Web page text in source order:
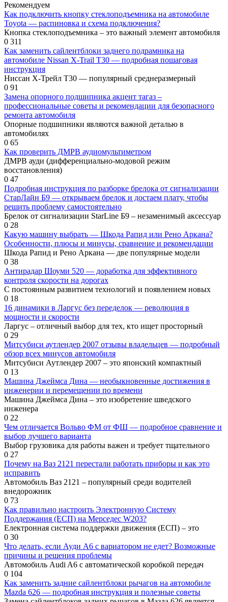
Рекомендуем
Как подключить кнопку стеклоподъемника на автомобиле
Toyota — распиновка и схема подключения?
Кнопка стеклоподъемника – это важный элемент автомобиля
0 311
Как заменить сайлентблоки заднего подрамника на
автомобиле Nissan X-Trail T30 — подробная пошаговая
инструкция
Ниссан Х-Трейл Т30 — популярный среднеразмерный
0 91
Замена опорного подшипника акцент тагаз –
профессиональные советы и рекомендации для безопасного
ремонта автомобиля
Опорные подшипники являются важной деталью в
автомобилях
0 65
Как проверить ДМРВ аудиомультиметром
ДМРВ ауди (дифференциально-модовой режим
восстановления)
0 47
Подробная инструкция по разборке брелока от сигнализации
СтарЛайн Б9 — открываем брелок и достаем плату, чтобы
решить проблему самостоятельно
Брелок от сигнализации StarLine Б9 – незаменимый аксессуар
0 28
Какую машину выбрать — Шкода Рапид или Рено Аркана?
Особенности, плюсы и минусы, сравнение и рекомендации
Шкода Рапид и Рено Аркана — две популярные модели
0 38
Антирадар Шоуми 520 — доработка для эффективного
контроля скорости на дорогах
С постоянным развитием технологий и появлением новых
0 18
16 динамики в Ларгус без переделок — революция в
мощности и скорости
Ларгус – отличный выбор для тех, кто ищет просторный
0 29
Митсубиси аутлендер 2007 отзывы владельцев — подробный
обзор всех минусов автомобиля
Митсубиси Аутлендер 2007 – это японский компактный
0 13
Машина Джеймса Дина — необыкновенные достижения в
инженерии и перемещении по времени
Машина Джеймса Дина – это изобретение шведского
инженера
0 22
Чем отличается Вольво ФМ от ФШ — подробное сравнение и
выбор лучшего варианта
Выбор грузовика для работы важен и требует тщательного
0 27
Почему на Ваз 2121 перестали работать приборы и как это
исправить
Автомобиль Ваз 2121 – популярный среди водителей
внедорожник
0 73
Как правильно настроить Электронную Систему
Поддержания (ЕСП) на Мерседес W203?
Електронная система поддержки движения (ЕСП) – это
0 30
Что делать, если Ауди А6 с вариатором не едет? Возможные
причины и решения проблемы
Автомобиль Audi A6 с автоматической коробкой передач
0 104
Как заменить задние сайлентблоки рычагов на автомобиле
Mazda 626 — подробная инструкция и полезные советы